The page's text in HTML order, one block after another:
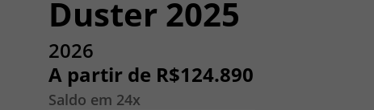
Duster 2025
2026
A partir de R$124.890
Saldo em 24x